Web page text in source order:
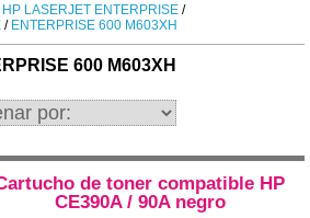
HP LASERJET ENTERPRISE /
/ ENTERPRISE 600 M603XH
600 M603XH
de toner compatible HP
CE390A / 90A negro